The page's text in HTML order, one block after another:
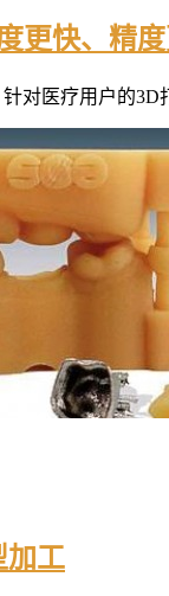
更快、精
对医疗用户的3D
加工